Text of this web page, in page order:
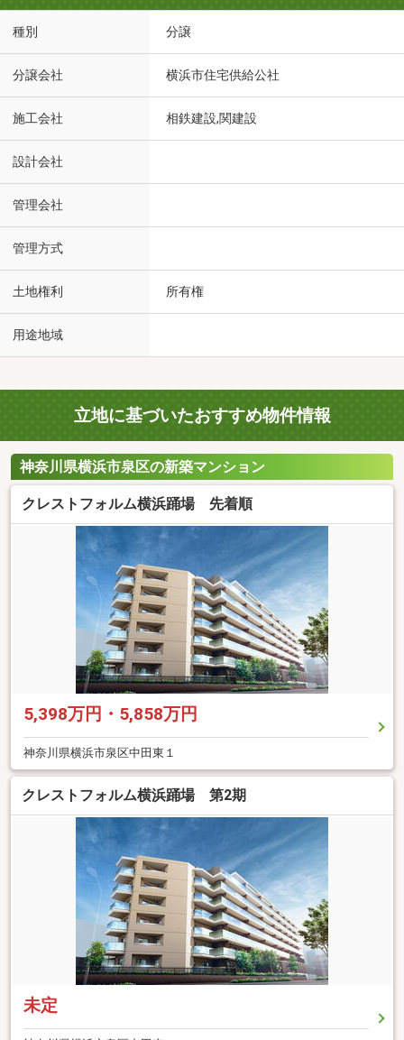
種別 分譲
分譲会社 横浜市住宅供給公社
施工会社 相鉄建設,関建設
設計会社
管理会社
管理方式
土地権利 所有権
用途地域
立地に基づいたおすすめ物件情報
神奈川県横浜市泉区の新築マンション
クレストフォルム横浜踊場 先着順
5,398万円・5,858万円
神奈川県横浜市泉区中田東１
クレストフォルム横浜踊場 第2期
未定